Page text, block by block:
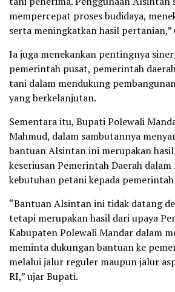
mempercepat proses budidaya,
serta meningkatkan hasil pertanian,”
Ia juga menekankan pentingnya
pemerintah pusat, pemerintah
tani dalam mendukung
yang berkelanjutan.
Sementara itu, Bupati Polewali
Mahmud, dalam sambutannya
bantuan Alsintan ini merupakan
keseriusan Pemerintah Daerah
kebutuhan petani kepada
“Bantuan Alsintan ini tidak datang
tetapi merupakan hasil dari upaya
Kabupaten Polewali Mandar dalam
meminta dukungan bantuan ke
melalui jalur reguler maupun jalur
RI,” ujar Bupati.